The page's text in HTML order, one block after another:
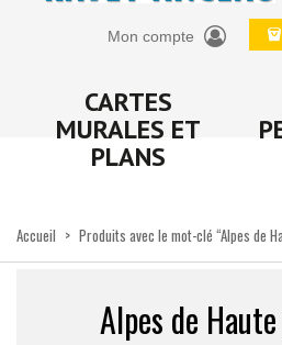
Mon compte
CARTES
MURALES ET
PLANS
Accueil > Produits avec le mot-clé “Alpes de
Alpes de